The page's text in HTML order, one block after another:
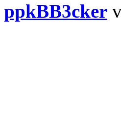
ppkBB3cker